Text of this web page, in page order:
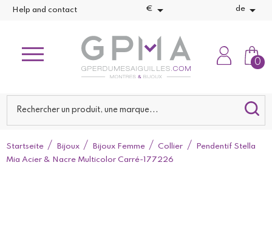
Help and contact €  de 
0
Startseite Bijoux Bijoux Femme Collier
Pendentif Stella
Mia Acier & Nacre Multicolor Carré-177226